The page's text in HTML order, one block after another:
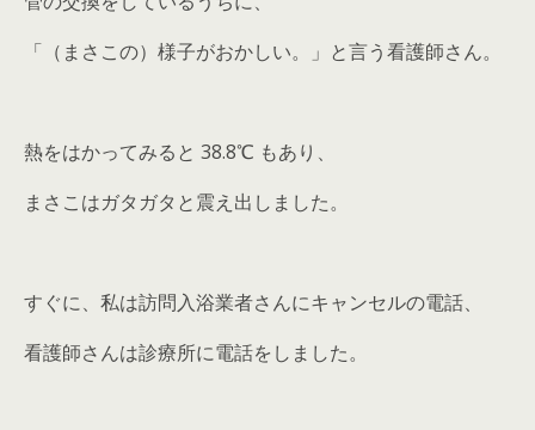
「（まさこの）様子がおかしい。」と言う看護師さん。
熱をはかってみると 38.8℃ もあり、
まさこはガタガタと震え出しました。
すぐに、私は訪問入浴業者さんにキャンセルの電話、
看護師さんは診療所に電話をしました。